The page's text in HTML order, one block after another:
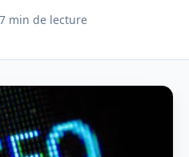
7 min de lecture